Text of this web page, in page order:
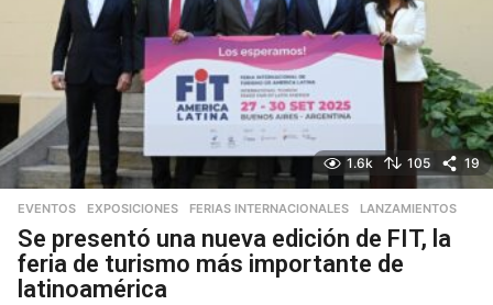
1.6k 105 19
EVENTOS ,EXPOSICIONES ,FERIAS INTERNACIONALES ,LANZAMIENTOS
Se presentó una nueva edición de FIT, la
feria de turismo más importante de
latinoamérica